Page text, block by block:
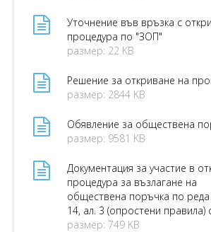
Уточнение във връзка с
процедура по "ЗОП"
размер: 22 KB
Решение за откриване на
размер: 2844 KB
Обявление за обществена
размер: 9581 KB
Документация за участие в
процедура за възлагане на
обществена поръчка по реда
14, ал. 3 (опростени правила)
размер: 749 KB